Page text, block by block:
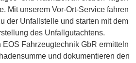
Mit unserem Vor-Ort-Service fahren
der Unfallstelle und starten mit dem
des Unfallgutachtens.
Fahrzeugtechnik GbR ermitteln
und dokumentieren den